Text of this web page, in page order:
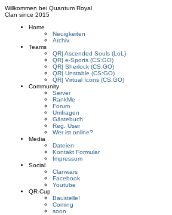
Willkommen bei Quantum Royal
Clan since 2015
Home
Neuigkeiten
Archiv
Teams
QR| Ascended Souls (LoL)
QR| e-Sports (CS:GO)
QR| Sherlock (CS:GO)
QR| Unstable (CS:GO)
QR| Virtual Icons (CS:GO)
Community
Server
RankMe
Forum
Umfragen
Gästebuch
Reg. User
Wer ist online?
Media
Dateien
Kontakt Formular
Impressum
Social
Clanwars
Facebook
Youtube
QR-Cup
Baustelle!
Coming
soon